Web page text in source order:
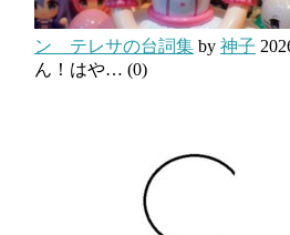
ン テレサの台詞集 by 神子
ん！はや… (0)